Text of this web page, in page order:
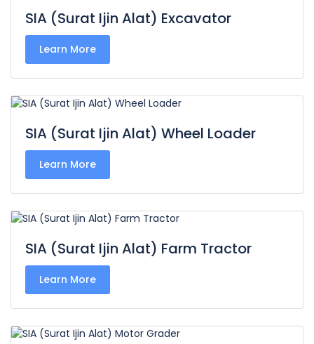
SIA (Surat Ijin Alat) Excavator
Learn More
SIA (Surat Ijin Alat) Wheel Loader
Learn More
SIA (Surat Ijin Alat) Farm Tractor
Learn More